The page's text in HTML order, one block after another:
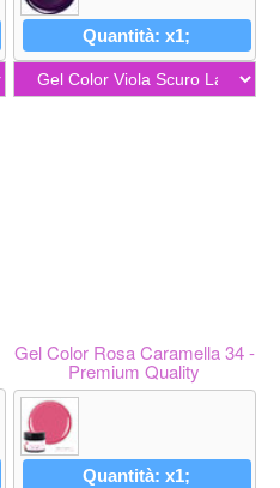
Quantità: x1;
Gel Color Rosa Caramella 34 -
Premium Quality
Quantità: x1;